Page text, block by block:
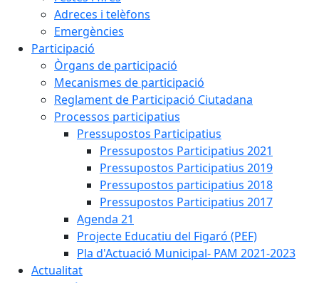
Adreces i telèfons
Emergències
Participació
Òrgans de participació
Mecanismes de participació
Reglament de Participació Ciutadana
Processos participatius
Pressupostos Participatius
Pressupostos Participatius 2021
Pressupostos Participatius 2019
Pressupostos participatius 2018
Pressupostos Participatius 2017
Agenda 21
Projecte Educatiu del Figaró (PEF)
Pla d'Actuació Municipal- PAM 2021-2023
Actualitat